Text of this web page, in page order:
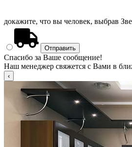
докажите, что вы человек, выбрав
Спасибо за Ваше сообщение!
Наш менеджер свяжется с Вами в